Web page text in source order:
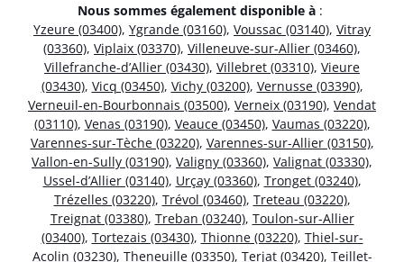
Nous sommes également disponible à :
Yzeure (03400), Ygrande (03160), Voussac (03140), Vitray
(03360), Viplaix (03370), Villeneuve-sur-Allier (03460),
Villefranche-d’Allier (03430), Villebret (03310), Vieure
(03430), Vicq (03450), Vichy (03200), Vernusse (03390),
Verneuil-en-Bourbonnais (03500), Verneix (03190), Vendat
(03110), Venas (03190), Veauce (03450), Vaumas (03220),
Varennes-sur-Tèche (03220), Varennes-sur-Allier (03150),
Vallon-en-Sully (03190), Valigny (03360), Valignat (03330),
Ussel-d’Allier (03140), Urçay (03360), Tronget (03240),
Trézelles (03220), Trévol (03460), Treteau (03220),
Treignat (03380), Treban (03240), Toulon-sur-Allier
(03400), Tortezais (03430), Thionne (03220), Thiel-sur-
Acolin (03230), Theneuille (03350), Terjat (03420), Teillet-